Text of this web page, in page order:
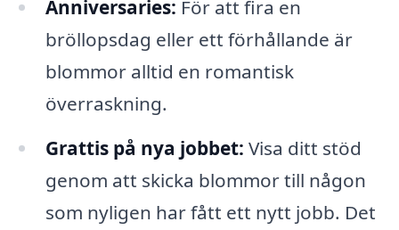
Anniversaries: För att fira en
bröllopsdag eller ett förhållande är
blommor alltid en romantisk
överraskning.
Grattis på nya jobbet: Visa ditt stöd
genom att skicka blommor till någon
som nyligen har fått ett nytt jobb. Det